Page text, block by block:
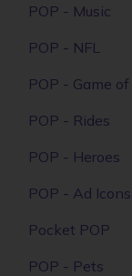
POP - Music
POP - NFL
POP - Game
POP - Rides
POP - Heroes
POP - Ad Icons
Pocket POP
POP - Pets